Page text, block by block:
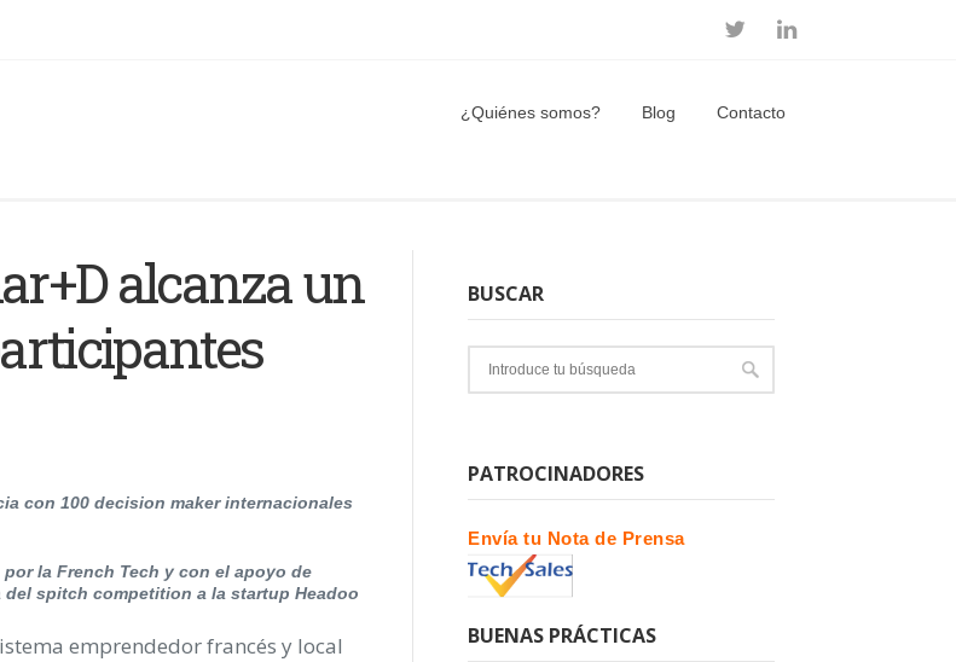
¿Quiénes somos? Blog Contacto
alcanza un
con 100 decision maker internacionales
la French Tech y con el apoyo de
del spitch competition a la startup Headoo
emprendedor francés y local
BUSCAR
PATROCINADORES
Envía tu Nota de Prensa
BUENAS PRÁCTICAS